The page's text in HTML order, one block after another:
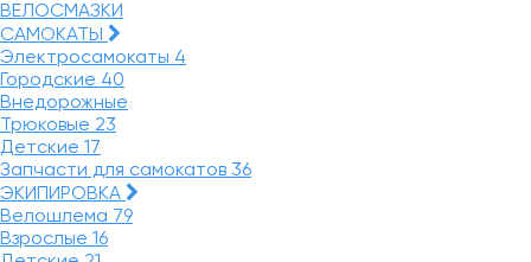
ВЕЛОСМАЗКИ
САМОКАТЫ
Электросамокаты 4
Городские 40
Внедорожные
Трюковые 23
Детские 17
Запчасти для самокатов 36
ЭКИПИРОВКА
Велошлема 79
Взрослые 16